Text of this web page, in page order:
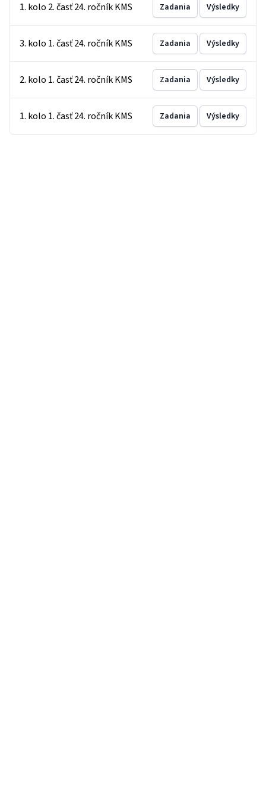
1. kolo 2. časť 24. ročník KMS Zadania Výsledky
3. kolo 1. časť 24. ročník KMS Zadania Výsledky
2. kolo 1. časť 24. ročník KMS Zadania Výsledky
1. kolo 1. časť 24. ročník KMS Zadania Výsledky